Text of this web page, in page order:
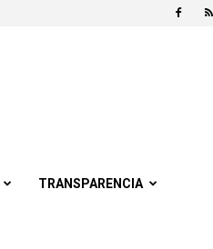
TRANSPARENCIA